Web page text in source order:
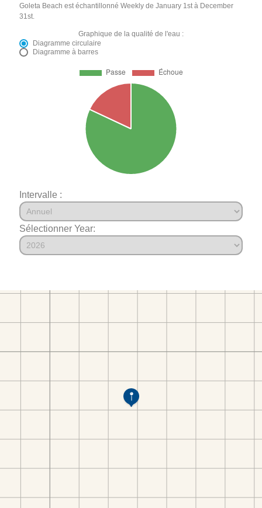
Goleta Beach est échantillonné Weekly de January 1st à December
31st.
Graphique de la qualité de l'eau :
Diagramme circulaire
Diagramme à barres
Intervalle :
Sélectionner Year: